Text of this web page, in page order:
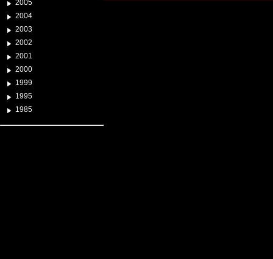
2005
2004
2003
2002
2001
2000
1999
1995
1985